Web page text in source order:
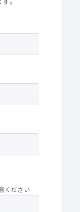
ください